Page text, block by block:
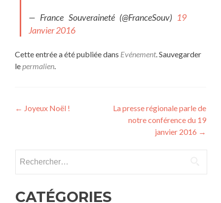
— France Souveraineté (@FranceSouv) 19
Janvier 2016
Cette entrée a été publiée dans Evénement. Sauvegarder
lepermalien.
Navigation
l’article
← Joyeux Noël !
La presse régionale parle de
notre conférence du 19
janvier 2016 →
CATÉGORIES